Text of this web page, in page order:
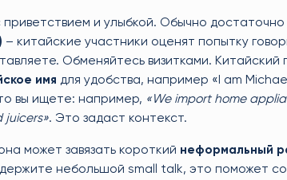
приветствием и улыбкой. Обычно достаточно
– китайские участники оценят попытку
Обменяйтесь визитками. Китайский
имя для удобства, например «I am
вы ищете: например, «We import home
juicers». Это задаст контекст.
может завязать короткий неформальный
небольшой small talk, это поможет